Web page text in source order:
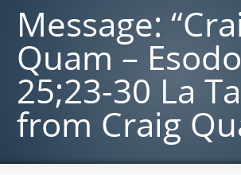
Message:
Quam – Esodo
25;23-30 La
from Craig